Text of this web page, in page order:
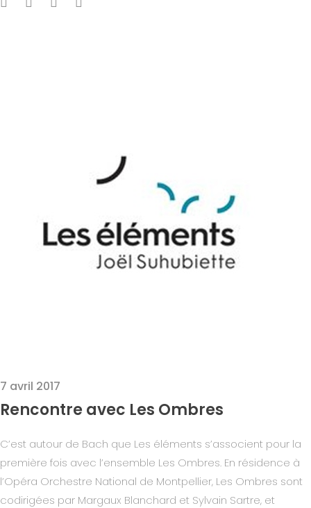
7 avril 2017
Rencontre avec Les Ombres
C’est autour de Bach que Les éléments s’associent pour la
première fois avec l’ensemble Les Ombres. En résidence à
l’Opéra Orchestre National de Montpellier, Les Ombres sont
codirigées par Margaux Blanchard et Sylvain Sartre, et